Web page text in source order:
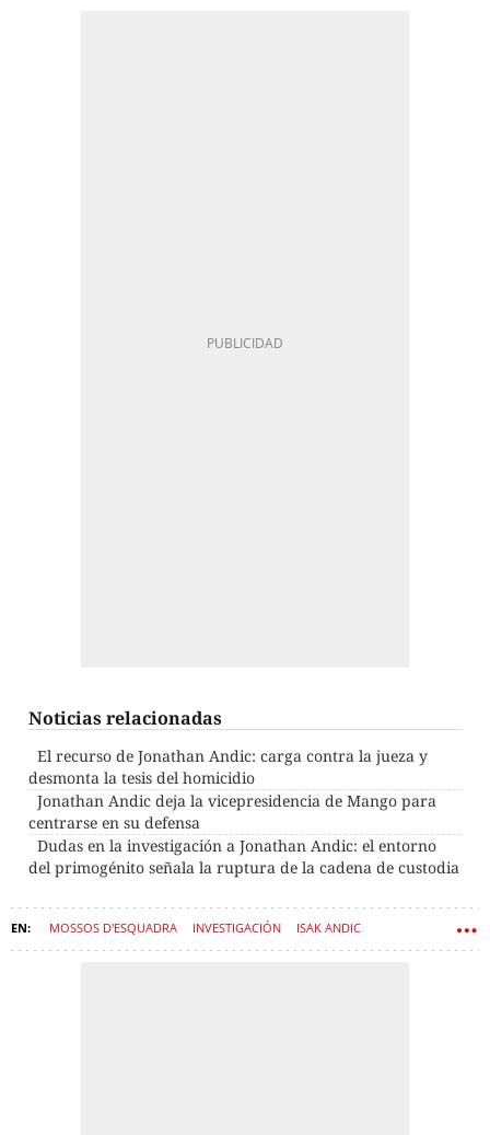
Noticias relacionadas
El recurso de Jonathan Andic: carga contra la jueza y
desmonta la tesis del homicidio
Jonathan Andic deja la vicepresidencia de Mango para
centrarse en su defensa
Dudas en la investigación a Jonathan Andic: el entorno
del primogénito señala la ruptura de la cadena de custodia
MOSSOS D'ESQUADRA INVESTIGACIÓN ISAK ANDIC